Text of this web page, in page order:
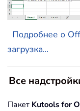
Подробнее о
загрузка...
Все
Пакет Kutools for